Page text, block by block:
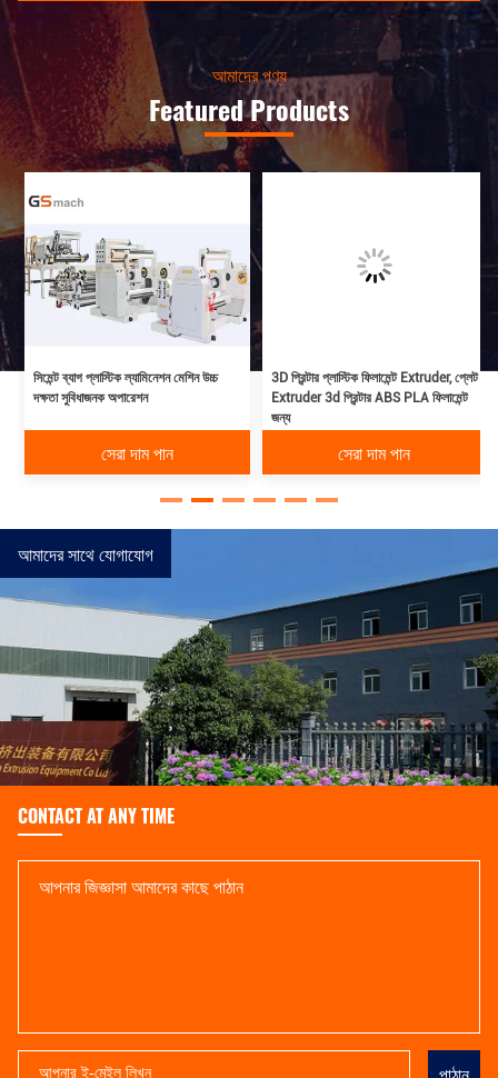
আমাদের পণ্য
Featured Products
সিমেন্ট ব্যাগ প্লাস্টিক ল্যামিনেশন মেশিন উচ্চ
দক্ষতা সুবিধাজনক অপারেশন
সেরা দাম পান
3D প্রিন্টার প্লাস্টিক ফিলামেন্ট Extruder, প্লেট
Extruder 3d প্রিন্টার ABS PLA ফিলামেন্ট
জন্য
সেরা দাম পান
আমাদের সাথে যোগাযোগ
CONTACT AT ANY TIME